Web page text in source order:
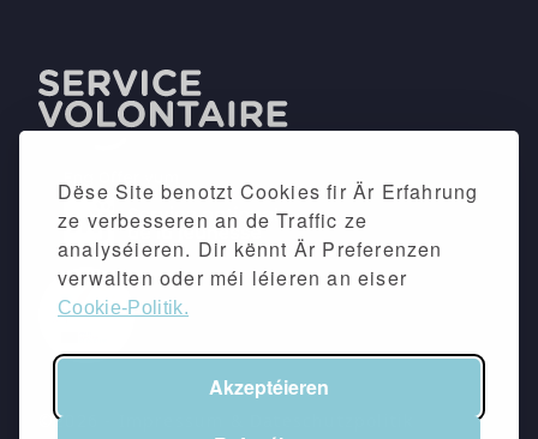
Dëse Site benotzt Cookies fir Är Erfahrung
ze verbesseren an de Traffic ze
analyséieren. Dir kënnt Är Preferenzen
verwalten oder méi léieren an eiser
Cookie-Politik.
Akzeptéieren
©2026 -